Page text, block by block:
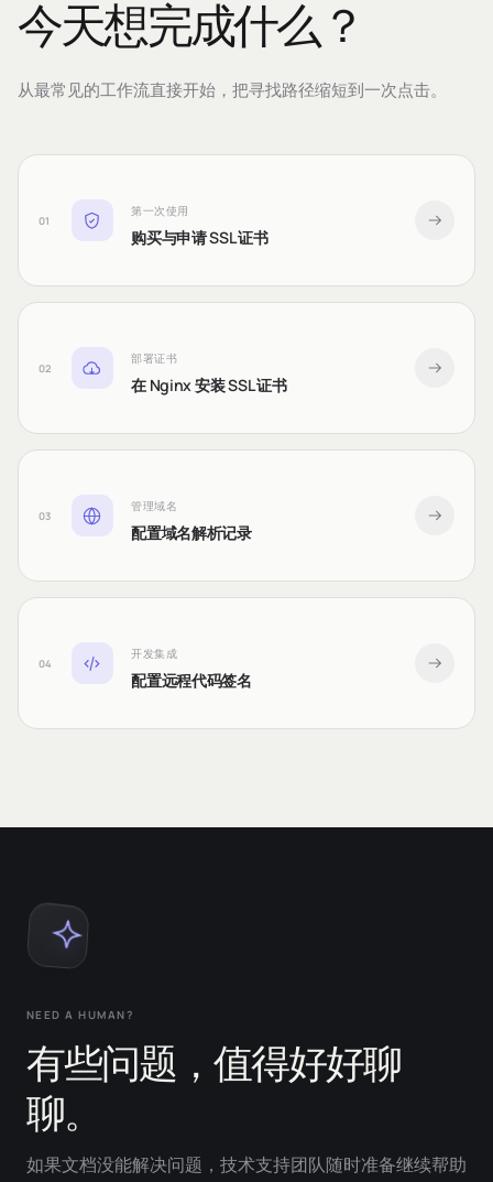
今天想完成什么？
从最常见的工作流直接开始，把寻找路径缩短到一次点击。
01
第一次使用
购买与申请 SSL 证书
02
部署证书
在 Nginx 安装 SSL 证书
03
管理域名
配置域名解析记录
04
开发集成
配置远程代码签名
NEED A HUMAN?
有些问题，值得好好聊
聊。
如果文档没能解决问题，技术支持团队随时准备继续帮助